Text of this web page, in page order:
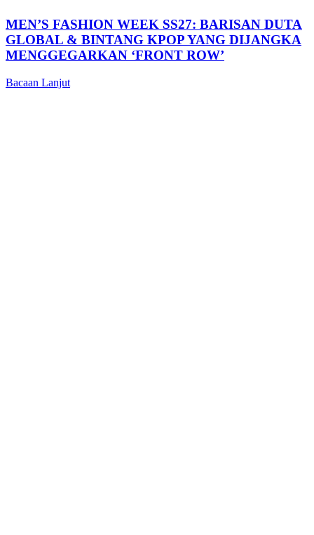
MEN’S FASHION WEEK SS27: BARISAN DUTA
GLOBAL & BINTANG KPOP YANG DIJANGKA
MENGGEGARKAN ‘FRONT ROW’
Bacaan Lanjut